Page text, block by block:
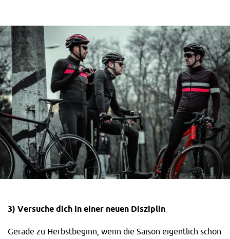
3) Versuche dich in einer neuen Disziplin
Gerade zu Herbstbeginn, wenn die Saison eigentlich schon